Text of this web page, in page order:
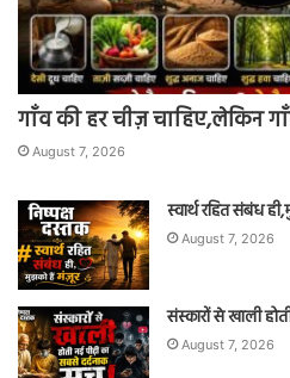
गाँव की हर चीज़ चाहिए,लेकिन
August 7, 2026
स्वार्थ रहित संबंध
August 7, 2026
संस्कारों से खाली
August 7, 2026